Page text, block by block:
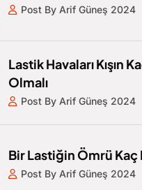
Post By Arif Güneş 2024
Lastik Havaları Kışın
Olmalı
Post By Arif Güneş 2024
Bir Lastiğin Ömrü Kaç
Post By Arif Güneş 2024